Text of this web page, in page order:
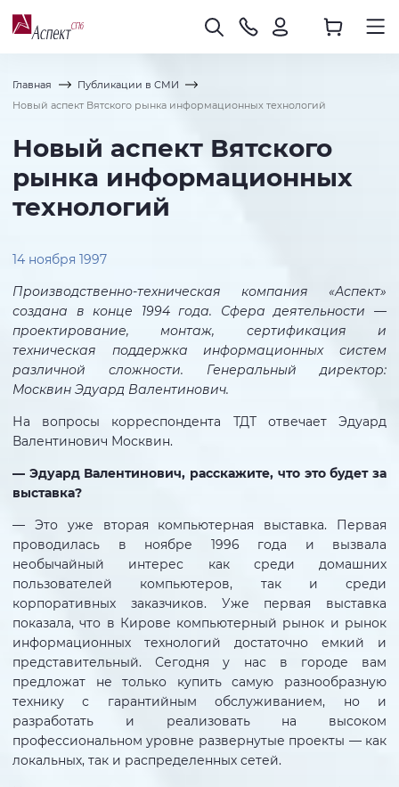
Главная
Публикации в СМИ
Новый аспект Вятского рынка информационных технологий
Новый аспект Вятского
рынка информационных
технологий
14 ноября 1997
Производственно-техническая компания «Аспект»
создана в конце 1994 года. Сфера деятельности —
проектирование, монтаж, сертификация и
техническая поддержка информационных систем
различной сложности. Генеральный директор:
Москвин Эдуард Валентинович.
На вопросы корреспондента ТДТ отвечает Эдуард
Валентинович Москвин.
— Эдуард Валентинович, расскажите, что это будет за
выставка?
— Это уже вторая компьютерная выставка. Первая
проводилась в ноябре 1996 года и вызвала
необычайный интерес как среди домашних
пользователей компьютеров, так и среди
корпоративных заказчиков. Уже первая выставка
показала, что в Кирове компьютерный рынок и рынок
информационных технологий достаточно емкий и
представительный. Сегодня у нас в городе вам
предложат не только купить самую разнообразную
технику с гарантийным обслуживанием, но и
разработать и реализовать на высоком
профессиональном уровне развернутые проекты — как
локальных, так и распределенных сетей.